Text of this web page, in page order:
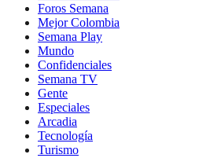
Foros Semana
Mejor Colombia
Semana Play
Mundo
Confidenciales
Semana TV
Gente
Especiales
Arcadia
Tecnología
Turismo